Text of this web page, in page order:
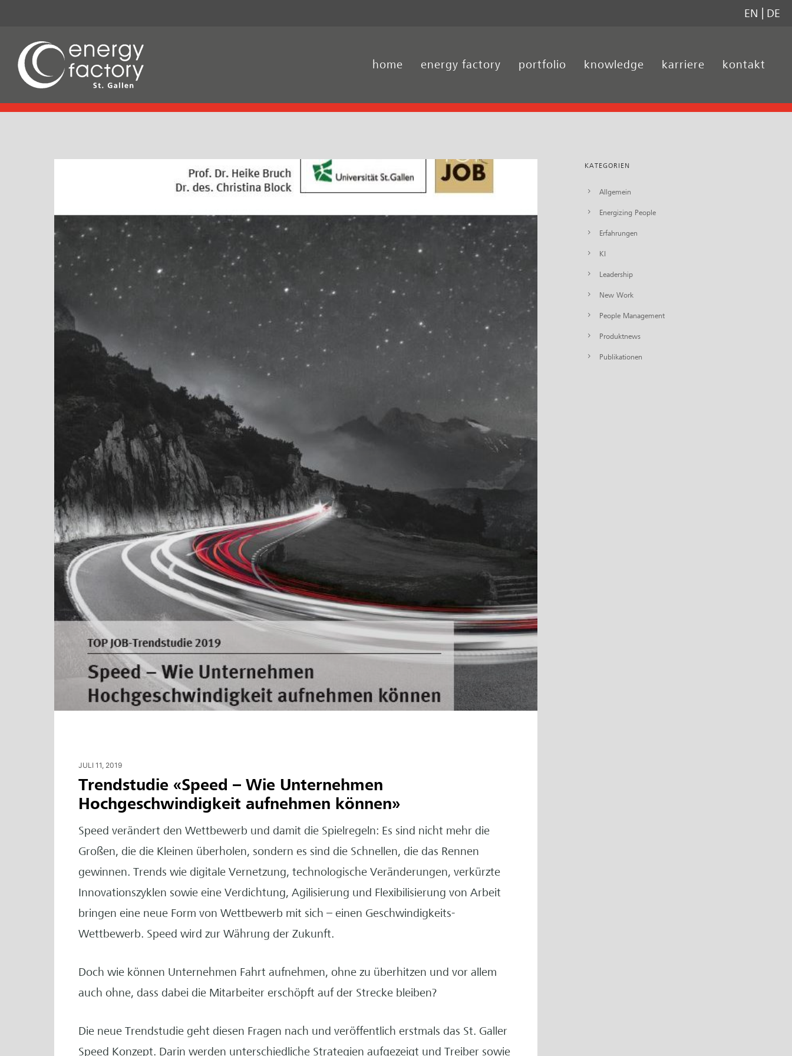
EN DE
home energy factory portfolio knowledge karriere kontakt
JULI 11, 2019
Trendstudie «Speed – Wie Unternehmen
Hochgeschwindigkeit aufnehmen können»
Speed verändert den Wettbewerb und damit die Spielregeln: Es sind nicht mehr die
Großen, die die Kleinen überholen, sondern es sind die Schnellen, die das Rennen
gewinnen. Trends wie digitale Vernetzung, technologische Veränderungen, verkürzte
Innovationszyklen sowie eine Verdichtung, Agilisierung und Flexibilisierung von Arbeit
bringen eine neue Form von Wettbewerb mit sich – einen Geschwindigkeits-
Wettbewerb. Speed wird zur Währung der Zukunft.
Doch wie können Unternehmen Fahrt aufnehmen, ohne zu überhitzen und vor allem
auch ohne, dass dabei die Mitarbeiter erschöpft auf der Strecke bleiben?
Die neue Trendstudie geht diesen Fragen nach und veröffentlich erstmals das St. Galler
Speed Konzept. Darin werden unterschiedliche Strategien aufgezeigt und Treiber sowie
KATEGORIEN
Allgemein
Energizing People
Erfahrungen
KI
Leadership
New Work
People Management
Produktnews
Publikationen